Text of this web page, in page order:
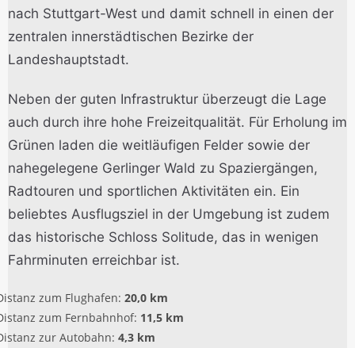
nach Stuttgart-West und damit schnell in einen der
zentralen innerstädtischen Bezirke der
Landeshauptstadt.
Neben der guten Infrastruktur überzeugt die Lage
auch durch ihre hohe Freizeitqualität. Für Erholung im
Grünen laden die weitläufigen Felder sowie der
nahegelegene Gerlinger Wald zu Spaziergängen,
Radtouren und sportlichen Aktivitäten ein. Ein
beliebtes Ausflugsziel in der Umgebung ist zudem
das historische Schloss Solitude, das in wenigen
Fahrminuten erreichbar ist.
zum Flughafen: 20,0 km
zum Fernbahnhof: 11,5 km
zur Autobahn: 4,3 km